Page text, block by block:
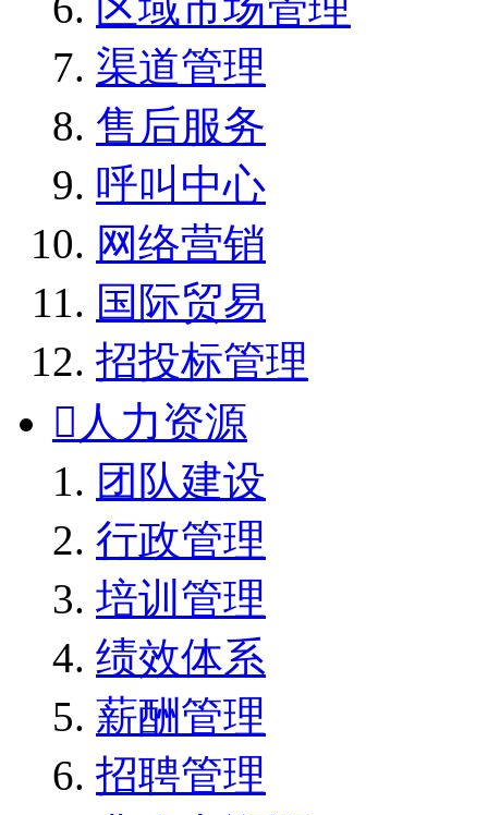
渠道管理
售后服务
呼叫中心
网络营销
国际贸易
招投标管理
 人力资源
团队建设
行政管理
培训管理
绩效体系
薪酬管理
招聘管理